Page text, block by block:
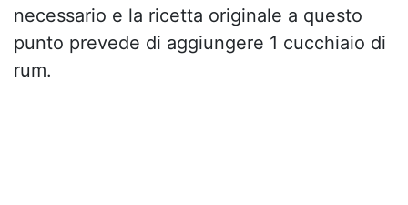
necessario e la ricetta originale a questo
punto prevede di aggiungere 1 cucchiaio di
rum.